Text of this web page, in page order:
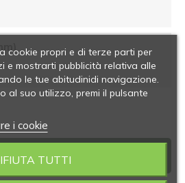
cookie propri e di terze parti per
e mostrarti pubblicità relativa alle
le tue abitudinidi navigazione.
al suo utilizzo, premi il pulsante
i cookie
TUTTI